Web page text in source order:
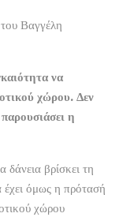
Βαγγέλη
να
χώρου. Δεν
η
βρίσκει τη
έχει όμως η πρότασή
χώρου